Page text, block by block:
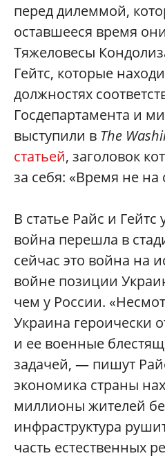
перед дилеммой,
оставшееся время
Тяжеловесы
Гейтс, которые
должностях
Госдепартамента и
выступили в The
статьей, заголовок
за себя: «Время не
В статье Райс и Гейтс
война перешла в
сейчас это война на
войне позиции
чем у России.
Украина героически
и ее военные
задачей, — пишут
экономика страны
миллионы жителей
инфраструктура
часть естественных